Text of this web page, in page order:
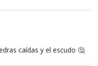
caídas y el escudo 🤔